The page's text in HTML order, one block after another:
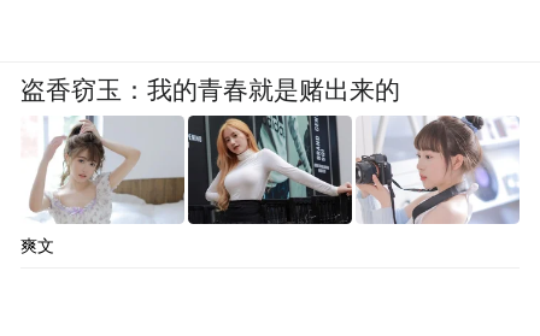
盗香窃玉：我的青春就是赌出来的
爽文